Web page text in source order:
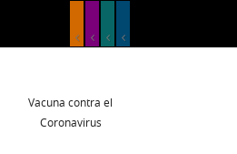
Vacuna contra el
Coronavirus